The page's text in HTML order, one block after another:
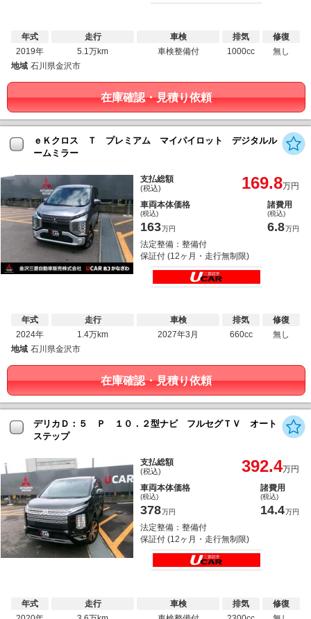
年式
2019年
走行
5.1万km
車検
車検整備付
排気
1000cc
修復
無し
地域 石川県金沢市
在庫確認・見積り依頼
ｅＫクロス Ｔ プレミアム マイパイロット デジタルル
ームミラー
支払総額
(税込) 169.8万円
車両本体価格
(税込)
163万円
諸費用
(税込)
6.8万円
法定整備：整備付
保証付 (12ヶ月・走行無制限)
年式
2024年
走行
1.4万km
車検
2027年3月
排気
660cc
修復
無し
地域 石川県金沢市
在庫確認・見積り依頼
デリカＤ：５ Ｐ １０．２型ナビ フルセグＴＶ オート
ステップ
支払総額
(税込) 392.4万円
車両本体価格
(税込)
378万円
諸費用
(税込)
14.4万円
法定整備：整備付
保証付 (12ヶ月・走行無制限)
年式
走行
車検
排気
修復